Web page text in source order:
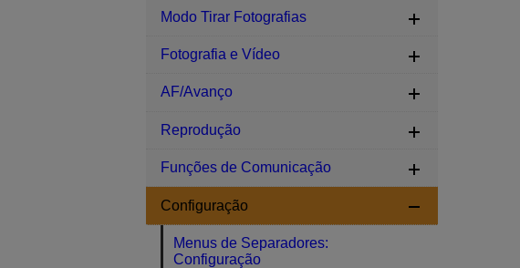
Modo Tirar Fotografias
Fotografia e Vídeo
AF/Avanço
Reprodução
Funções de Comunicação
Configuração
Menus de Separadores:
Configuração